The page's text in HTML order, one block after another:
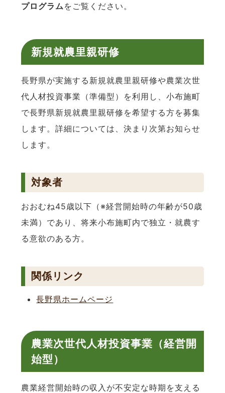
プログラム をご覧ください。
新規就農里親研修
長野県が実施する新規就農里親研修や農業次世
代人材投資事業（準備型）を利用し、小布施町
で長野県新規就農里親研修を希望する方を募集
します。詳細については、決まり次第お知らせ
します。
対象者
おおむね45歳以下（※経営開始時の年齢が50歳
未満）であり、将来小布施町内で独立・就農す
る意欲のある方。
関係リンク
長野県ホームページ
農業次世代人材投資事業（経営開
始型）
農業経営開始時の収入が不安定な時期を支える